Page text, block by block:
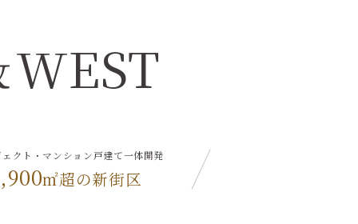
クト・マンション戸建て一体開発
㎡超の新街区